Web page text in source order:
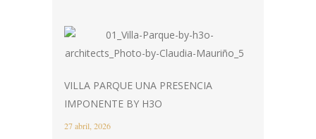
VILLA PARQUE UNA PRESENCIA
IMPONENTE BY H3O
27 abril, 2026